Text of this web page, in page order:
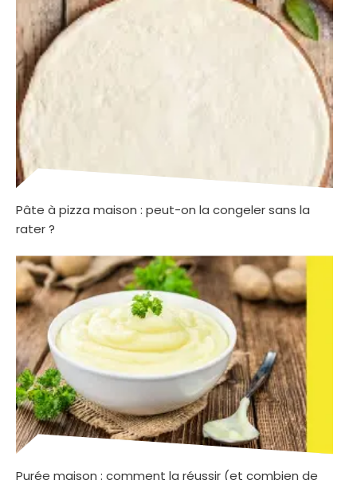
Pâte à pizza maison : peut-on la congeler sans la
rater ?
Purée maison : comment la réussir (et combien de